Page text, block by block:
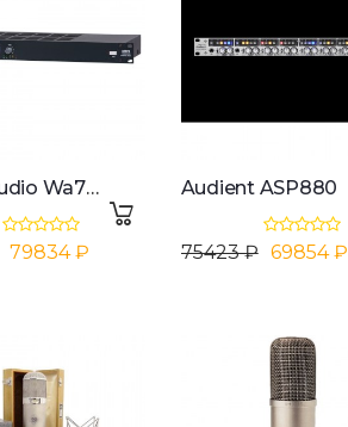
Warm Audio Wa73-eq
79834 ₽
Audient ASP880
75423 ₽ 69854 ₽